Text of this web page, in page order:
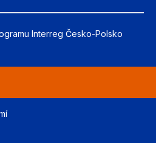
Interreg Česko-Polsko